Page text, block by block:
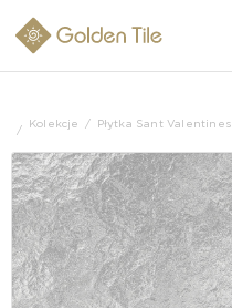
Kolekcje Płytka Sant Valentines